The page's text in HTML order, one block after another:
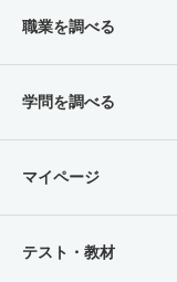
職業を調べる
学問を調べる
マイページ
テスト・教材